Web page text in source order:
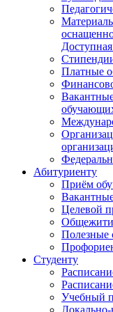
Доступная
Платные
Абитуриенту
Приём
Целевой
Полезные
Студенту
Учебный